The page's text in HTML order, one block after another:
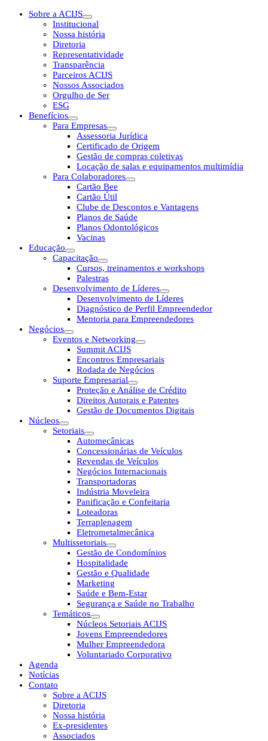
Sobre a ACIJS
Institucional
Nossa história
Diretoria
Representatividade
Transparência
Parceiros ACIJS
Nossos Associados
Orgulho de Ser
ESG
Benefícios
Para Empresas
Assessoria Jurídica
Certificado de Origem
Gestão de compras coletivas
Locação de salas e equipamentos multimídia
Para Colaboradores
Cartão Bee
Cartão Útil
Clube de Descontos e Vantagens
Planos de Saúde
Planos Odontológicos
Vacinas
Educação
Capacitação
Cursos, treinamentos e workshops
Palestras
Desenvolvimento de Líderes
Desenvolvimento de Líderes
Diagnóstico de Perfil Empreendedor
Mentoria para Empreendedores
Negócios
Eventos e Networking
Summit ACIJS
Encontros Empresariais
Rodada de Negócios
Suporte Empresarial
Proteção e Análise de Crédito
Direitos Autorais e Patentes
Gestão de Documentos Digitais
Núcleos
Setoriais
Automecânicas
Concessionárias de Veículos
Revendas de Veículos
Negócios Internacionais
Transportadoras
Indústria Moveleira
Panificação e Confeitaria
Loteadoras
Terraplenagem
Eletrometalmecânica
Multissetoriais
Gestão de Condomínios
Hospitalidade
Gestão e Qualidade
Marketing
Saúde e Bem-Estar
Segurança e Saúde no Trabalho
Temáticos
Núcleos Setoriais ACIJS
Jovens Empreendedores
Mulher Empreendedora
Voluntariado Corporativo
Agenda
Notícias
Contato
Sobre a ACIJS
Diretoria
Nossa história
Ex-presidentes
Associados